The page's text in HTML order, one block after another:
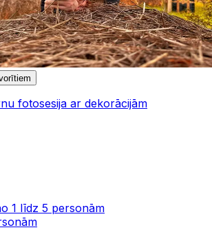
fotosesija ar dekorācijām
1 līdz 5 personām